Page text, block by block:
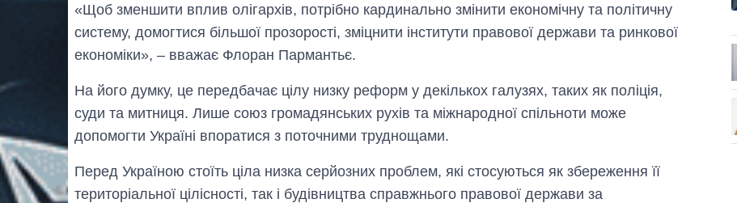
«Щоб зменшити вплив олігархів, потрібно кардинально змінити економічну та політичну
систему, домогтися більшої прозорості, зміцнити інститути правової держави та ринкової
економіки», – вважає Флоран Пармантьє.
На його думку, це передбачає цілу низку реформ у декількох галузях, таких як поліція,
суди та митниця. Лише союз громадянських рухів та міжнародної спільноти може
допомогти Україні впоратися з поточними труднощами.
Перед Україною стоїть ціла низка серйозних проблем, які стосуються як збереження її
територіальної цілісності, так і будівництва справжнього правової держави за